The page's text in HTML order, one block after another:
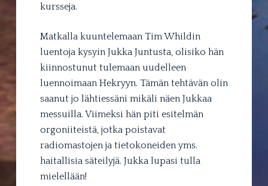
kursseja.
Matkalla kuuntelemaan Tim Whildin
luentoja kysyin Jukka Juntusta, olisiko hän
kiinnostunut tulemaan uudelleen
luennoimaan Hekryyn. Tämän tehtävän olin
saanut jo lähtiessäni mikäli näen Jukkaa
messuilla. Viimeksi hän piti esitelmän
orgoniiteistä, jotka poistavat
radiomastojen ja tietokoneiden yms.
haitallisia säteilyjä. Jukka lupasi tulla
mielellään!